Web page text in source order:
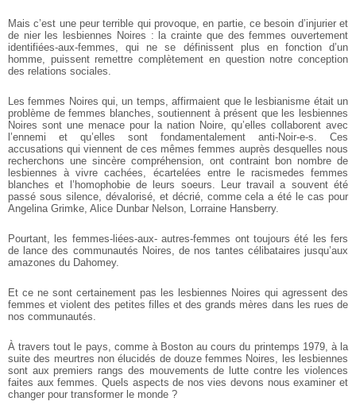
Mais c’est une peur terrible qui provoque, en partie, ce besoin d’injurier et
de nier les lesbiennes Noires : la crainte que des femmes ouvertement
identifiées-aux-femmes, qui ne se définissent plus en fonction d’un
homme, puissent remettre complètement en question notre conception
des relations sociales.
Les femmes Noires qui, un temps, affirmaient que le lesbianisme était un
problème de femmes blanches, soutiennent à présent que les lesbiennes
Noires sont une menace pour la nation Noire, qu’elles collaborent avec
l’ennemi et qu’elles sont fondamentalement anti-Noir-e-s. Ces
accusations qui viennent de ces mêmes femmes auprès desquelles nous
recherchons une sincère compréhension, ont contraint bon nombre de
lesbiennes à vivre cachées, écartelées entre le racismedes femmes
blanches et l’homophobie de leurs soeurs. Leur travail a souvent été
passé sous silence, dévalorisé, et décrié, comme cela a été le cas pour
Angelina Grimke, Alice Dunbar Nelson, Lorraine Hansberry.
Pourtant, les femmes-liées-aux- autres-femmes ont toujours été les fers
de lance des communautés Noires, de nos tantes célibataires jusqu’aux
amazones du Dahomey.
Et ce ne sont certainement pas les lesbiennes Noires qui agressent des
femmes et violent des petites filles et des grands mères dans les rues de
nos communautés.
À travers tout le pays, comme à Boston au cours du printemps 1979, à la
suite des meurtres non élucidés de douze femmes Noires, les lesbiennes
sont aux premiers rangs des mouvements de lutte contre les violences
faites aux femmes. Quels aspects de nos vies devons nous examiner et
changer pour transformer le monde ?